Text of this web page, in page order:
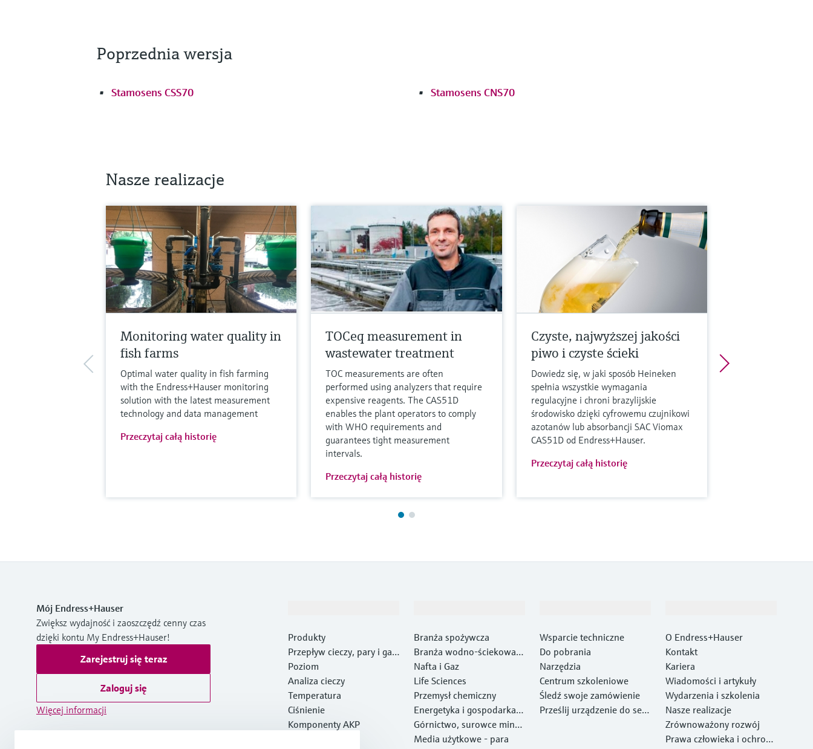
Poprzednia wersja
Stamosens CSS70 Stamosens CNS70
Nasze realizacje
Monitoring water quality in
fish farms
Optimal water quality in fish farming
with the Endress+Hauser monitoring
solution with the latest measurement
technology and data management
Przeczytaj całą historię
TOCeq measurement in
wastewater treatment
TOC measurements are often
performed using analyzers that require
expensive reagents. The CAS51D
enables the plant operators to comply
with WHO requirements and
guarantees tight measurement
intervals.
Przeczytaj całą historię
Czyste, najwyższej jakości
piwo i czyste ścieki
Dowiedz się, w jaki sposób Heineken
spełnia wszystkie wymagania
regulacyjne i chroni brazylijskie
środowisko dzięki cyfrowemu czujnikowi
azotanów lub absorbancji SAC Viomax
CAS51D od Endress+Hauser.
Przeczytaj całą historię
Mój Endress+Hauser
Zwiększ wydajność i zaoszczędź cenny czas
dzięki kontu My Endress+Hauser!
Zarejestruj się teraz
Zaloguj się
Więcej informacji
Endress+Hauser Polska sp. z o.o.
Produkty
Przepływ cieczy, pary i gaz
ów
Poziom
Analiza cieczy
Temperatura
Ciśnienie
Komponenty AKP
Branża spożywcza
Branża wodno-ściekowa i
gospodarki odpadami
Nafta i Gaz
Life Sciences
Przemysł chemiczny
Energetyka i gospodarka e
nergią
Górnictwo, surowce miner
alne i metale
Media użytkowe - para
Wsparcie techniczne
Do pobrania
Narzędzia
Centrum szkoleniowe
Śledź swoje zamówienie
Prześlij urządzenie do ser
O Endress+Hauser
Kontakt
Kariera
Wiadomości i artykuły
Wydarzenia i szkolenia
Nasze realizacje
Zrównoważony rozwój
Prawa człowieka i ochrona